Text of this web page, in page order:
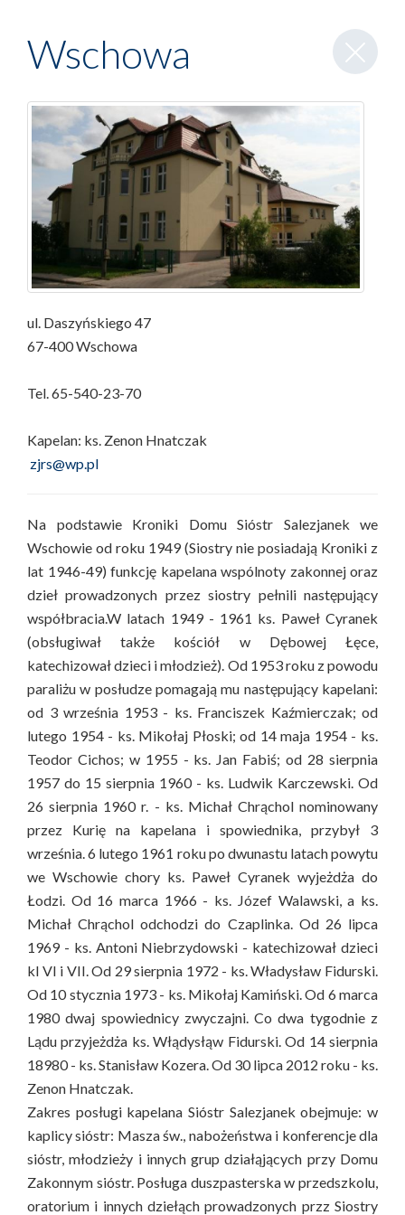
Zamknij
wpis
Wschowa
ul. Daszyńskiego 47
67-400 Wschowa
Tel. 65-540-23-70
Kapelan: ks. Zenon Hnatczak
zjrs@wp.pl
Na podstawie Kroniki Domu Sióstr Salezjanek we
Wschowie od roku 1949 (Siostry nie posiadają Kroniki z
lat 1946-49) funkcję kapelana wspólnoty zakonnej oraz
dzieł prowadzonych przez siostry pełnili następujący
współbracia.W latach 1949 - 1961 ks. Paweł Cyranek
(obsługiwał także kościół w Dębowej Łęce,
katechizował dzieci i młodzież). Od 1953 roku z powodu
paraliżu w posłudze pomagają mu następujący kapelani:
od 3 września 1953 - ks. Franciszek Kaźmierczak; od
lutego 1954 - ks. Mikołaj Płoski; od 14 maja 1954 - ks.
Teodor Cichos; w 1955 - ks. Jan Fabiś; od 28 sierpnia
1957 do 15 sierpnia 1960 - ks. Ludwik Karczewski. Od
26 sierpnia 1960 r. - ks. Michał Chrąchol nominowany
przez Kurię na kapelana i spowiednika, przybył 3
września. 6 lutego 1961 roku po dwunastu latach powytu
we Wschowie chory ks. Paweł Cyranek wyjeżdża do
Łodzi. Od 16 marca 1966 - ks. Józef Walawski, a ks.
Michał Chrąchol odchodzi do Czaplinka. Od 26 lipca
1969 - ks. Antoni Niebrzydowski - katechizował dzieci
kl VI i VII. Od 29 sierpnia 1972 - ks. Władysław Fidurski.
Od 10 stycznia 1973 - ks. Mikołaj Kamiński. Od 6 marca
1980 dwaj spowiednicy zwyczajni. Co dwa tygodnie z
Lądu przyjeżdża ks. Włądysłąw Fidurski. Od 14 sierpnia
18980 - ks. Stanisław Kozera. Od 30 lipca 2012 roku - ks.
Zenon Hnatczak.
Zakres posługi kapelana Sióstr Salezjanek obejmuje: w
kaplicy sióstr: Masza św., nabożeństwa i konferencje dla
sióstr, młodzieży i innych grup działąjących przy Domu
Zakonnym sióstr. Posługa duszpasterska w przedszkolu,
oratorium i innych dziełąch prowadzonych przz Siostry